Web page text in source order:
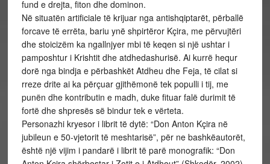
fund e drejta, fiton dhe dominon.
Në situatën artificiale të krijuar nga antishqiptarët, përballë
forcave të errëta, bariu ynë shpirtëror Kçira, me përvujtëri
dhe stoicizëm ka ngallnjyer mbi të keqen si një ushtar i
pamposhtur i Krishtit dhe atdhedashurisë. Ai kurrë hequr
dorë nga bindja e përbashkët Atdheu dhe Feja, të cilat si
rreze drite ai ka përçuar gjithëmonë tek populli i tij, me
punën dhe kontributin e madh, duke fituar falë durimit të
fortë dhe shpresës së bindur tek e vërteta.
Personazhi kryesor i librit të dytë: “Don Anton Kçira në
jubileun e 50-vjetorit të meshtarisë”, për ne bashkëautorët,
është një vijim i pandarë i librit të parë monografik: “Don